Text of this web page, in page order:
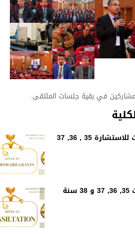
إعلان عن المنح المؤقت للاستشارة 35 , 36, 37
الإعلان عن الإستشارات 35, 36, 37 و 38 سنة
في بقية جلسات الملتقى.